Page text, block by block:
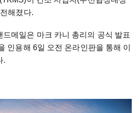
해졌다.
드메일은 마크 카니 총리의 공식 발표
인용해 6일 오전 온라인판을 통해 이
.